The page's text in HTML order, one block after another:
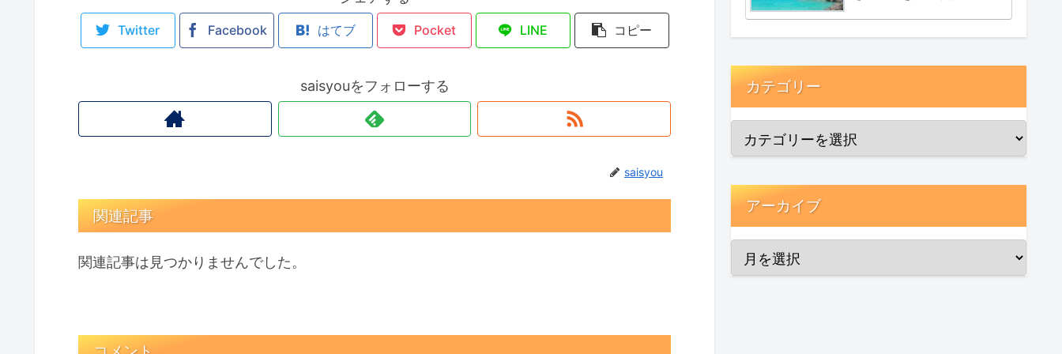
Twitter Facebook はてブ Pocket LINE コピー
saisyouをフォローする
saisyou
関連記事
関連記事は見つかりませんでした。
カテゴリー
アーカイブ